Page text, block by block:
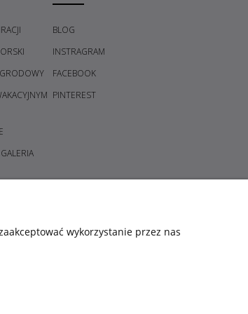
BLOG
INSTRAGRAM
FACEBOOK
PINTEREST
wykorzystanie przez nas